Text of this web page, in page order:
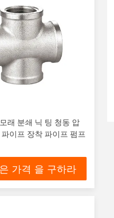
래 분쇄 닉 팅 청동 압
이프 장착 파이프 펌프
가격 을 구하라